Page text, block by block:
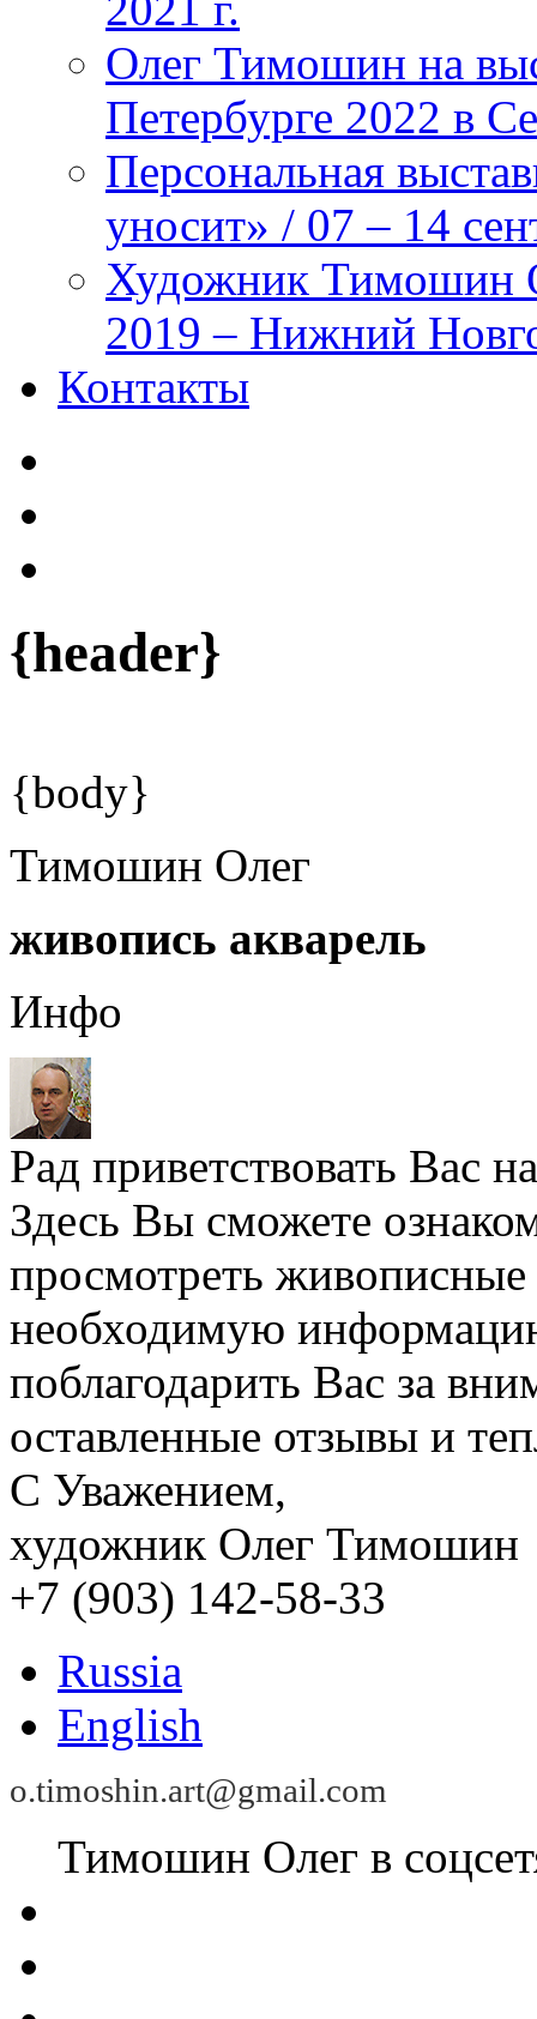
Олег Тимошин на
Петербурге 2022 в
Персональная
уносит» / 07 – 14
Художник Тимошин
2019 – Нижний
Контакты
{header}
{body}
Тимошин Олег
живопись акварель
Инфо
Рад приветствовать Вас
Здесь Вы сможете
просмотреть
необходимую
поблагодарить Вас за
оставленные отзывы и
С Уважением,
художник Олег Тимошин
+7 (903) 142-58-33
Russia
English
o.timoshin.art@gmail.com
Тимошин Олег в